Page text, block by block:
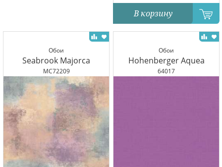
В корзину
Обои
Seabrook Majorca
MC72209
Обои
Hohenberger Aquea
64017